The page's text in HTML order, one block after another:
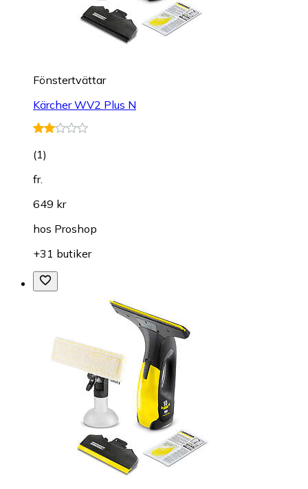
Fönstertvättar
Kärcher WV2 Plus N
(1)
fr.
649 kr
hos Proshop
+31 butiker